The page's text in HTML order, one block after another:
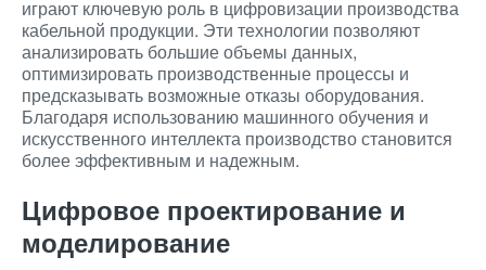
играют ключевую роль в цифровизации производства
кабельной продукции. Эти технологии позволяют
анализировать большие объемы данных,
оптимизировать производственные процессы и
предсказывать возможные отказы оборудования.
Благодаря использованию машинного обучения и
искусственного интеллекта производство становится
более эффективным и надежным.
Цифровое проектирование и
моделирование